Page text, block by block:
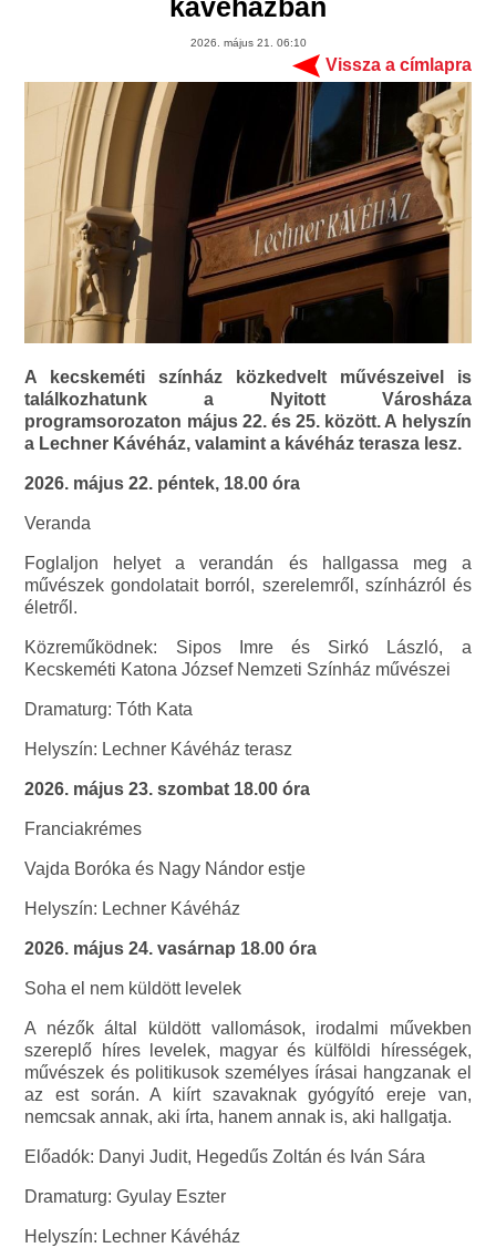
kávéházban
2026. május 21. 06:10
Vissza a címlapra
A kecskeméti színház közkedvelt művészeivel is
találkozhatunk a Nyitott Városháza
programsorozaton május 22. és 25. között. A helyszín
a Lechner Kávéház, valamint a kávéház terasza lesz.
2026. május 22. péntek, 18.00 óra
Veranda
Foglaljon helyet a verandán és hallgassa meg a
művészek gondolatait borról, szerelemről, színházról és
életről.
Közreműködnek: Sipos Imre és Sirkó László, a
Kecskeméti Katona József Nemzeti Színház művészei
Dramaturg: Tóth Kata
Helyszín: Lechner Kávéház terasz
2026. május 23. szombat 18.00 óra
Franciakrémes
Vajda Boróka és Nagy Nándor estje
Helyszín: Lechner Kávéház
2026. május 24. vasárnap 18.00 óra
Soha el nem küldött levelek
A nézők által küldött vallomások, irodalmi művekben
szereplő híres levelek, magyar és külföldi hírességek,
művészek és politikusok személyes írásai hangzanak el
az est során. A kiírt szavaknak gyógyító ereje van,
nemcsak annak, aki írta, hanem annak is, aki hallgatja.
Előadók: Danyi Judit, Hegedűs Zoltán és Iván Sára
Dramaturg: Gyulay Eszter
Helyszín: Lechner Kávéház